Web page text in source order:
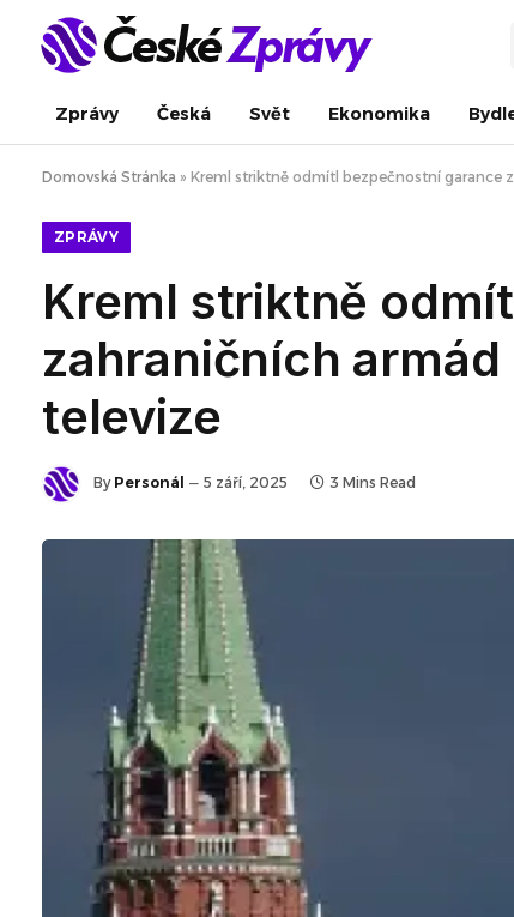
Zprávy Česká Svět Ekonomika
Domovská Stránka » Kreml striktně odmítl bezpečnostní garance
ZPRÁVY
Kreml striktně
zahraničních
televize
By Personál 5 září, 2025 3 Mins Read